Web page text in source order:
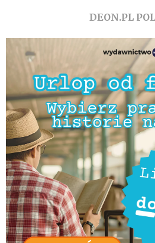
DEON.PL